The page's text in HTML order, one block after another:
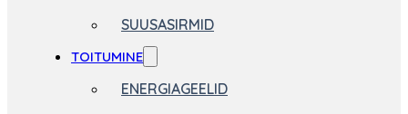
SUUSASIRMID
TOITUMINE
ENERGIAGEELID